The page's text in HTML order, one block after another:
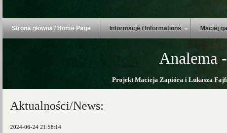
Strona główna / Home Page Informacje / Informations Maciej
Analema
Projekt Macieja Zapióra i Łukasza
Aktualności/News:
2024-06-24 21:58:14